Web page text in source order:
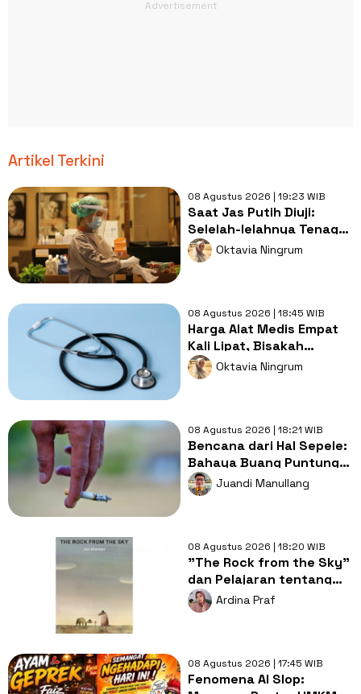
Artikel Terkini
08 Agustus 2026 | 19:23 WIB
Saat Jas Putih Diuji:
Selelah-lelahnya Tenaga
Kesehatan, Tetap Lebih
Melelahkan Jadi Pasien
Oktavia Ningrum
08 Agustus 2026 | 18:45 WIB
Harga Alat Medis Empat
Kali Lipat, Bisakah
Layanan Kesehatan
Tetap Murah?
Oktavia Ningrum
08 Agustus 2026 | 18:21 WIB
Bencana dari Hal Sepele:
Bahaya Buang Puntung
Rokok Sembarangan di
Musim Kemarau
Juandi Manullang
08 Agustus 2026 | 18:20 WIB
"The Rock from the Sky"
dan Pelajaran tentang
Berani Menghadapi
Perubahan
Ardina Praf
08 Agustus 2026 | 17:45 WIB
Fenomena AI Slop: